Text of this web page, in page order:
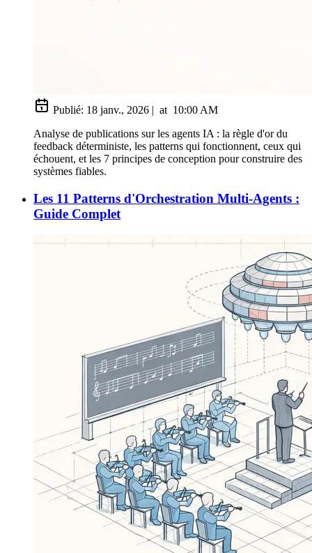
Publié: 18 janv., 2026 | at 10:00 AM
Analyse de publications sur les agents IA : la règle d'or du
feedback déterministe, les patterns qui fonctionnent, ceux qui
échouent, et les 7 principes de conception pour construire des
systèmes fiables.
Les 11 Patterns d'Orchestration Multi-Agents :
Guide Complet